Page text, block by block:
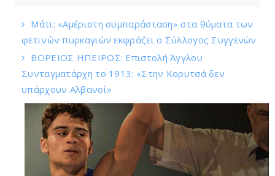
Μάτι: «Αμέριστη συμπαράσταση» στα θύματα των
φετινών πυρκαγιών εκφράζει ο Σύλλογος Συγγενών
ΒΟΡΕΙΟΣ ΗΠΕΙΡΟΣ: Επιστολή Άγγλου
Συνταγματάρχη το 1913: «Στην Κορυτσά δεν
υπάρχουν Αλβανοί»